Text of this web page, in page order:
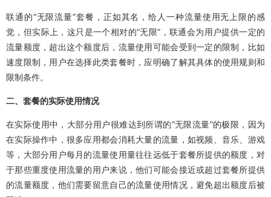
联通的“无限流量”套餐，正如其名，给人一种流量使用无上限的感
觉，但实际上，这只是一个相对的“无限”，联通会为用户提供一定的
流量额度，超出这个额度后，流量使用可能会受到一定的限制，比如
速度限制，用户在选择此类套餐时，应明确了解其具体的使用规则和
限制条件。
二、套餐的实际使用情况
在实际使用中，大部分用户很难达到所谓的“无限流量”的极限，因为
在实际操作中，很多应用都会消耗大量的流量，如视频、音乐、游戏
等，大部分用户每月的流量使用量往往远低于套餐所提供的额度，对
于那些重度使用流量的用户来说，他们可能会接近或超过套餐所提供
的流量额度，他们需要留意自己的流量使用情况，避免超出额度后被